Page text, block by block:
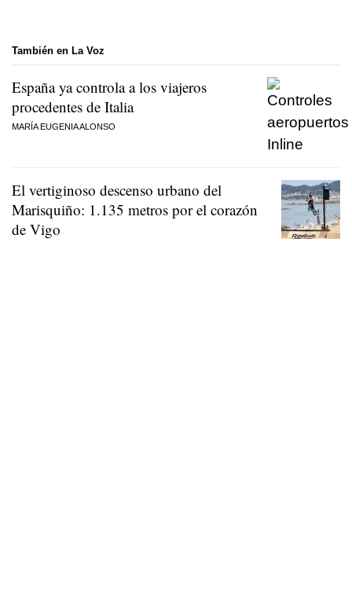
También en La Voz
España ya controla a los viajeros
procedentes de Italia
MARÍA EUGENIA ALONSO
El vertiginoso descenso urbano del
Marisquiño: 1.135 metros por el corazón
de Vigo